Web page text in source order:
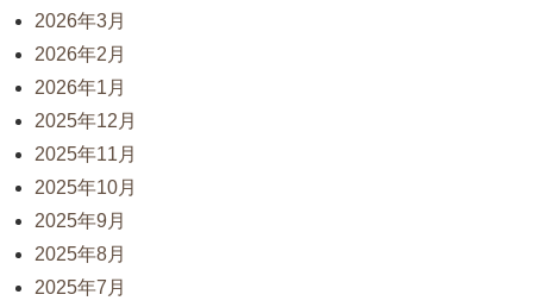
2026年3月
2026年2月
2026年1月
2025年12月
2025年11月
2025年10月
2025年9月
2025年8月
2025年7月